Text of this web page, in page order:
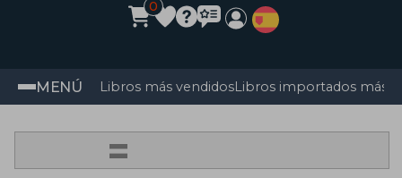
0
MENÚ Libros más vendidosLibros importados más
=